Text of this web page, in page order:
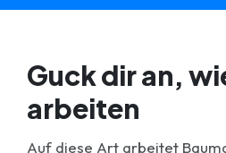
Guck dir an,
arbeiten
Auf diese Art arbeitet